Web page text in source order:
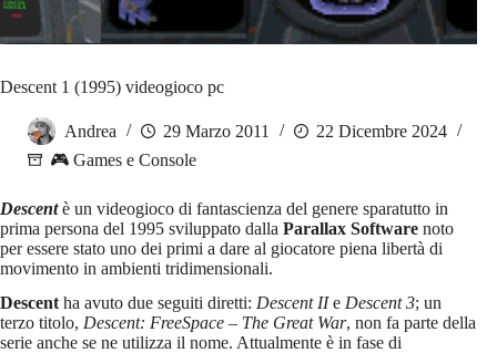
Descent 1 (1995) videogioco pc
Andrea 29 Marzo 2011
22 Dicembre 2024
🎮 Games e Console
Descentè un videogioco di fantascienza del genere sparatutto in
prima persona del 1995 sviluppato dalla Parallax Software noto
per essere stato uno dei primi a dare al giocatore piena libertà di
movimento in ambienti tridimensionali.
Descent ha avuto due seguiti diretti: Descent IIe Descent 3; un
terzo titolo, Descent: FreeSpace – The Great War, non fa parte della
serie anche se ne utilizza il nome. Attualmente è in fase di